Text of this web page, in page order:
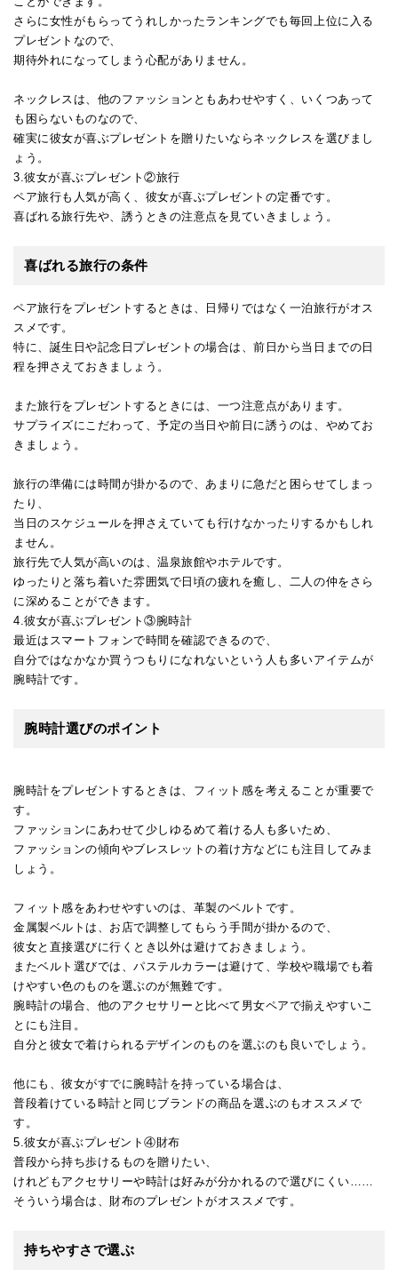
さらに女性がもらってうれしかったランキングでも毎回上位に入る
プレゼントなので、
期待外れになってしまう心配がありません。
ネックレスは、他のファッションともあわせやすく、いくつあって
も困らないものなので、
確実に彼女が喜ぶプレゼントを贈りたいならネックレスを選びまし
ょう。
3.彼女が喜ぶプレゼント②旅行
ペア旅行も人気が高く、彼女が喜ぶプレゼントの定番です。
喜ばれる旅行先や、誘うときの注意点を見ていきましょう。
喜ばれる旅行の条件
ペア旅行をプレゼントするときは、日帰りではなく一泊旅行がオス
スメです。
特に、誕生日や記念日プレゼントの場合は、前日から当日までの日
程を押さえておきましょう。
また旅行をプレゼントするときには、一つ注意点があります。
サプライズにこだわって、予定の当日や前日に誘うのは、やめてお
きましょう。
旅行の準備には時間が掛かるので、あまりに急だと困らせてしまっ
たり、
当日のスケジュールを押さえていても行けなかったりするかもしれ
ません。
旅行先で人気が高いのは、温泉旅館やホテルです。
ゆったりと落ち着いた雰囲気で日頃の疲れを癒し、二人の仲をさら
に深めることができます。
4.彼女が喜ぶプレゼント③腕時計
最近はスマートフォンで時間を確認できるので、
自分ではなかなか買うつもりになれないという人も多いアイテムが
腕時計です。
腕時計選びのポイント
腕時計をプレゼントするときは、フィット感を考えることが重要で
す。
ファッションにあわせて少しゆるめて着ける人も多いため、
ファッションの傾向やブレスレットの着け方などにも注目してみま
しょう。
フィット感をあわせやすいのは、革製のベルトです。
金属製ベルトは、お店で調整してもらう手間が掛かるので、
彼女と直接選びに行くとき以外は避けておきましょう。
またベルト選びでは、パステルカラーは避けて、学校や職場でも着
けやすい色のものを選ぶのが無難です。
腕時計の場合、他のアクセサリーと比べて男女ペアで揃えやすいこ
とにも注目。
自分と彼女で着けられるデザインのものを選ぶのも良いでしょう。
他にも、彼女がすでに腕時計を持っている場合は、
普段着けている時計と同じブランドの商品を選ぶのもオススメで
す。
5.彼女が喜ぶプレゼント④財布
普段から持ち歩けるものを贈りたい、
けれどもアクセサリーや時計は好みが分かれるので選びにくい……
そういう場合は、財布のプレゼントがオススメです。
持ちやすさで選ぶ